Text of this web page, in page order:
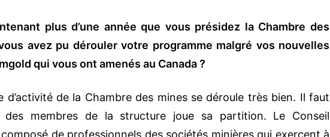
plus d’une année que vous présidez la Chambre des
avez pu dérouler votre programme malgré vos nouvelles
qui vous ont amenés au Canada ?
d’activité de la Chambre des mines se déroule très bien. Il faut
des membres de la structure joue sa partition. Le Conseil
de professionnels des sociétés minières qui exercent à